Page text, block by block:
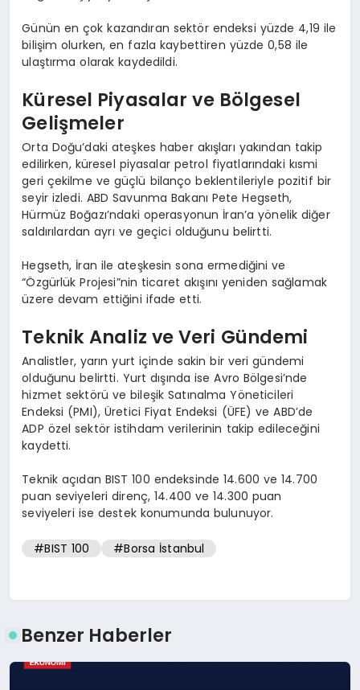
Günün en çok kazandıran sektör endeksi yüzde 4,19 ile
bilişim olurken, en fazla kaybettiren yüzde 0,58 ile
ulaştırma olarak kaydedildi.
Küresel Piyasalar ve Bölgesel
Gelişmeler
Orta Doğu’daki ateşkes haber akışları yakından takip
edilirken, küresel piyasalar petrol fiyatlarındaki kısmi
geri çekilme ve güçlü bilanço beklentileriyle pozitif bir
seyir izledi. ABD Savunma Bakanı Pete Hegseth,
Hürmüz Boğazı’ndaki operasyonun İran’a yönelik diğer
saldırılardan ayrı ve geçici olduğunu belirtti.
Hegseth, İran ile ateşkesin sona ermediğini ve
“Özgürlük Projesi”nin ticaret akışını yeniden sağlamak
üzere devam ettiğini ifade etti.
Teknik Analiz ve Veri Gündemi
Analistler, yarın yurt içinde sakin bir veri gündemi
olduğunu belirtti. Yurt dışında ise Avro Bölgesi’nde
hizmet sektörü ve bileşik Satınalma Yöneticileri
Endeksi (PMI), Üretici Fiyat Endeksi (ÜFE) ve ABD’de
ADP özel sektör istihdam verilerinin takip edileceğini
kaydetti.
Teknik açıdan BIST 100 endeksinde 14.600 ve 14.700
puan seviyeleri direnç, 14.400 ve 14.300 puan
seviyeleri ise destek konumunda bulunuyor.
#BIST 100 #Borsa İstanbul
Benzer Haberler